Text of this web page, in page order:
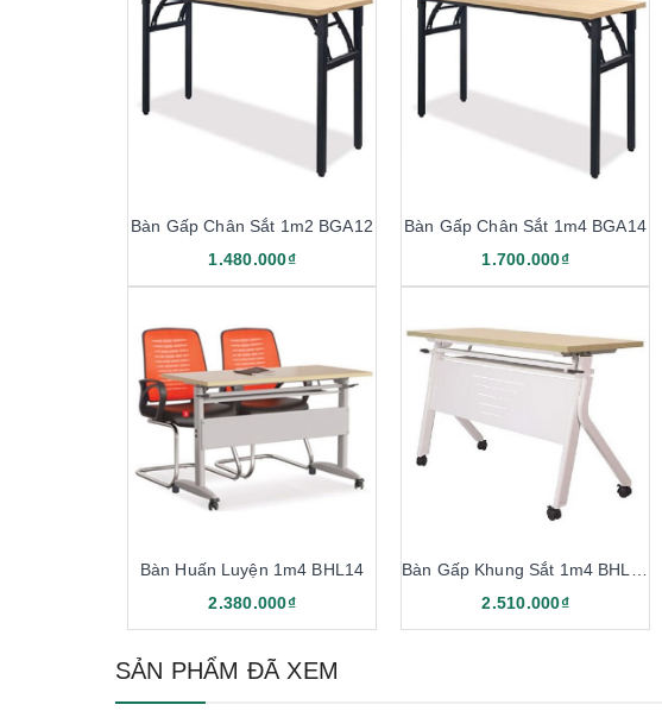
Bàn Gấp Chân Sắt 1m2 BGA12
1.480.000₫
Bàn Gấp Chân Sắt 1m4 BGA14
1.700.000₫
Bàn Huấn Luyện 1m4 BHL14
2.380.000₫
2.510.000₫
SẢN PHẨM ĐÃ XEM